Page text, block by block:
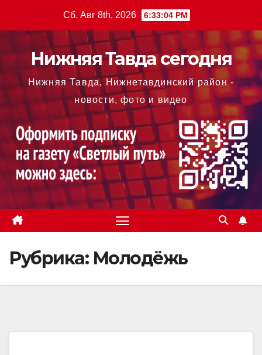
содержимому
Сб. Авг 8th, 2026 6:33:04 PM
Нижняя Тавда сегодня
Нижняя Тавда, Нижнетавдинский район -
новости, фото и видео
Рубрика: Молодёжь